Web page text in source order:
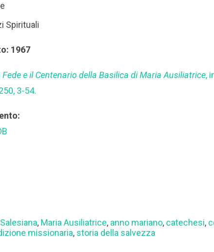
Spirituali
1967
Fede e il Centenario della Basilica di Maria Ausiliatrice,
3-54.
, Maria Ausiliatrice, anno mariano, catechesi,
missionaria, storia della salvezza